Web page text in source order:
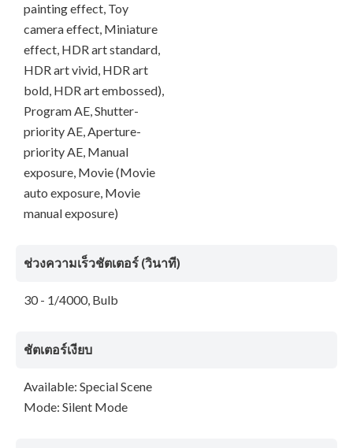
painting effect, Toy
camera effect, Miniature
effect, HDR art standard,
HDR art vivid, HDR art
bold, HDR art embossed),
Program AE, Shutter-
priority AE, Aperture-
priority AE, Manual
exposure, Movie (Movie
auto exposure, Movie
manual exposure)
ช่วงความเร็วชัตเตอร์ (วินาที)
30 - 1/4000, Bulb
ชัตเตอร์เงียบ
Available: Special Scene
Mode: Silent Mode